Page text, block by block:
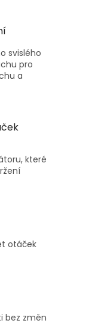
svislého
pro
a
které
otáček
bez změn